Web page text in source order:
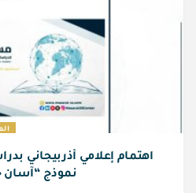
اهتمام إعلامي أذربيجاني
نموذج